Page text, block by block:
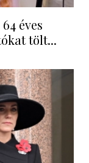
éves
tölt...